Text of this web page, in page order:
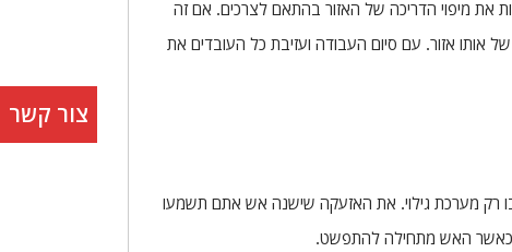
את מיפוי הדריכה של האזור בהתאם לצרכים. אם זה
אותו אזור. עם סיום העבודה ועזיבת כל העובדים את
בו רק מערכת גילוי. את האזעקה שישנה אש אתם תשמעו
כאשר האש מתחילה להתפשט.
צור קשר